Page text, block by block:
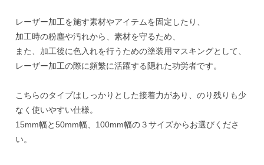
レーザー加工を施す素材やアイテムを固定したり、
加工時の粉塵や汚れから、素材を守るため、
また、加工後に色入れを行うための塗装用マスキングとして、
レーザー加工の際に頻繁に活躍する隠れた功労者です。
こちらのタイプはしっかりとした接着力があり、のり残りも少
なく使いやすい仕様。
15mm幅と50mm幅、100mm幅の３サイズからお選びくださ
い。